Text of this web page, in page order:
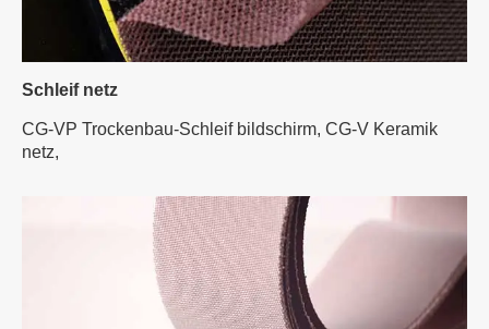
Schleif netz
CG-VP Trockenbau-Schleif bildschirm, CG-V Keramik
netz,